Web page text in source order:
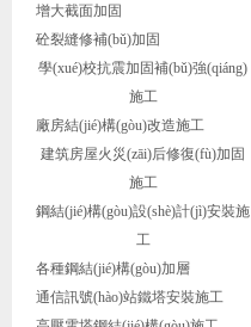
增大截面加固
砼裂縫修補(bǔ)加固
學(xué)校抗震加固補(bǔ)強(qiáng)
施工
廠房結(jié)構(gòu)改造施工
建筑房屋火災(zāi)后修復(fù)加固
施工
鋼結(jié)構(gòu)設(shè)計(jì)安裝施
工
各種鋼結(jié)構(gòu)加層
通信訊號(hào)站鐵塔安裝施工